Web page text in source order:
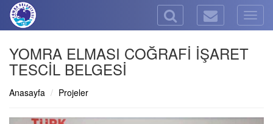
YOMRA ELMASI COĞRAFİ İŞARET
TESCİL BELGESİ
Anasayfa Projeler